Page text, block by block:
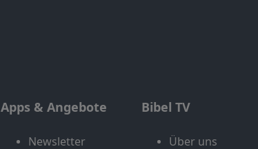
Apps & Angebote
Newsletter
Bibel TV
Über uns